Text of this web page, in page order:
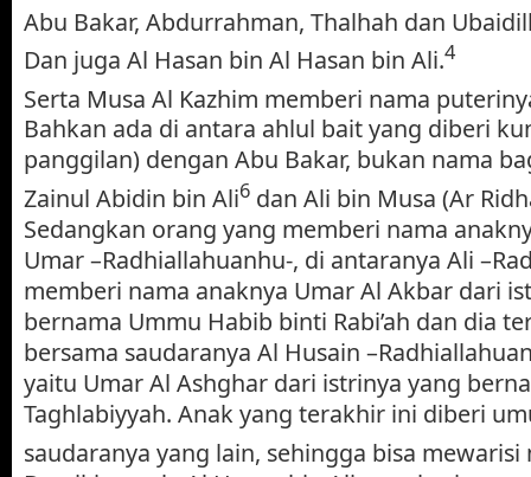
Abu Bakar, Abdurrahman, Thalhah dan
Dan juga Al Hasan bin Al Hasan bin Ali.4
Serta Musa Al Kazhim memberi nama
Bahkan ada di antara ahlul bait yang diberi
panggilan) dengan Abu Bakar, bukan nama
Zainul Abidin bin Ali6 dan Ali bin Musa (Ar
Sedangkan orang yang memberi nama
Umar –Radhiallahuanhu-, di antaranya Ali
memberi nama anaknya Umar Al Akbar dari
bernama Ummu Habib binti Rabi’ah dan dia
bersama saudaranya Al Husain
yaitu Umar Al Ashghar dari istrinya yang
Taghlabiyyah. Anak yang terakhir ini diberi
saudaranya yang lain, sehingga bisa mewarisi